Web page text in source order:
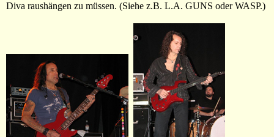
Diva raushängen zu müssen. (Siehe z.B. L.A. GUNS oder WASP.)